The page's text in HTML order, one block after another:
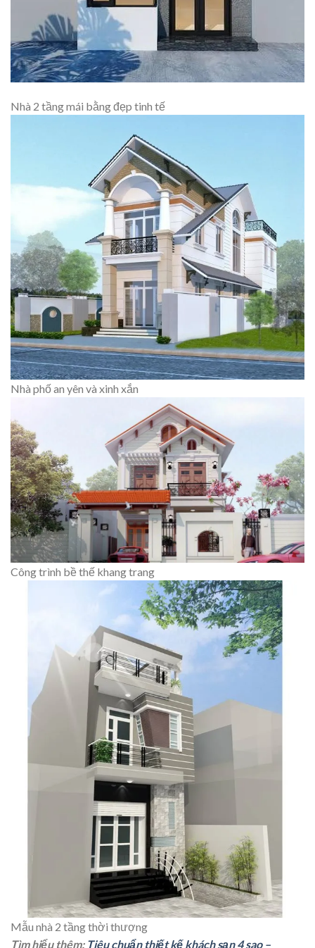
Nhà 2 tầng mái bằng đẹp tinh tế
Nhà phố an yên và xinh xắn
Công trình bề thế khang trang
Mẫu nhà 2 tầng thời thượng
Tìm hiểu thêm: Tiêu chuẩn thiết kế khách sạn 4 sao –